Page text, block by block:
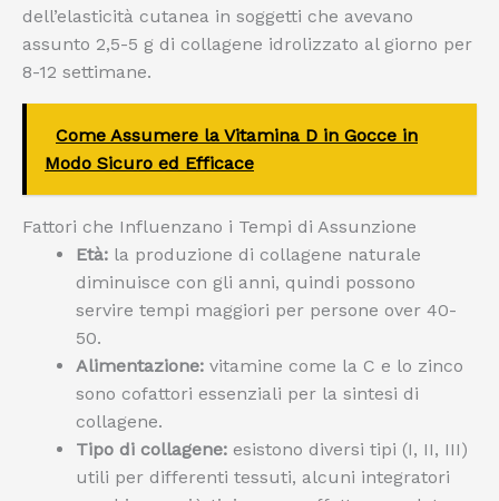
dell’elasticità cutanea in soggetti che avevano
assunto 2,5-5 g di collagene idrolizzato al giorno per
8-12 settimane.
Come Assumere la Vitamina D in Gocce in
Modo Sicuro ed Efficace
Fattori che Influenzano i Tempi di Assunzione
Età: la produzione di collagene naturale
diminuisce con gli anni, quindi possono
servire tempi maggiori per persone over 40-
50.
Alimentazione: vitamine come la C e lo zinco
sono cofattori essenziali per la sintesi di
collagene.
Tipo di collagene: esistono diversi tipi (I, II, III)
utili per differenti tessuti, alcuni integratori